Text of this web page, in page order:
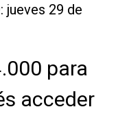
jueves 29 de
para
acceder